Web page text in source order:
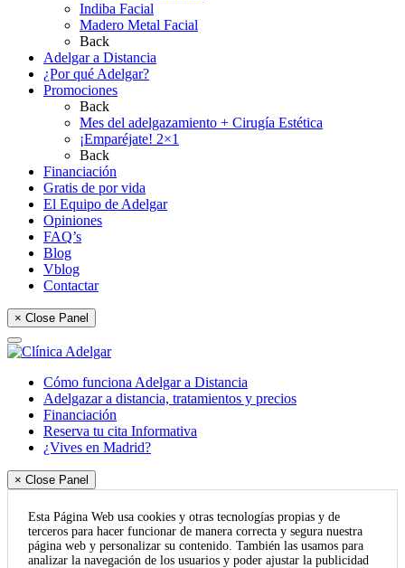
Indiba Facial
Madero Metal Facial
Back
Adelgar a Distancia
¿Por qué Adelgar?
Promociones
Back
Mes del adelgazamiento + Cirugía Estética
¡Emparéjate! 2×1
Back
Financiación
Gratis de por vida
El Equipo de Adelgar
Opiniones
FAQ’s
Blog
Vblog
Contactar
× Close Panel
Cómo funciona Adelgar a Distancia
Adelgazar a distancia, tratamientos y precios
Financiación
Reserva tu cita Informativa
¿Vives en Madrid?
× Close Panel
Esta Página Web usa cookies y otras tecnologías propias y de
terceros para hacer funcionar de manera correcta y segura nuestra
página web y personalizar su contenido. También las usamos para
analizar la navegación de los usuarios y poder ajustar la publicidad